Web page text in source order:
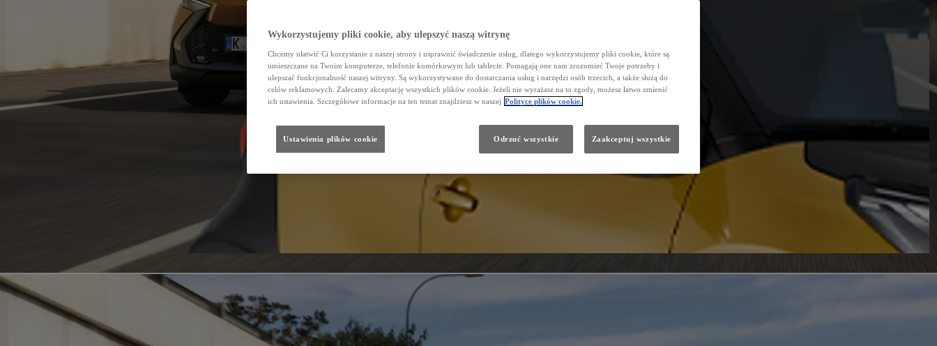
Wykorzystujemy pliki cookie, aby ulepszyć naszą witrynę
Chcemy ułatwić Ci korzystanie z naszej strony i usprawnić świadczenie usług, dlatego wykorzystujemy pliki cookie, które są
umieszczane na Twoim komputerze, telefonie komórkowym lub tablecie. Pomagają one nam zrozumieć Twoje potrzeby i
ulepszać funkcjonalność naszej witryny. Są wykorzystywane do dostarczania usług i narzędzi osób trzecich, a także służą do
celów reklamowych. Zalecamy akceptację wszystkich plików cookie. Jeżeli nie wyrażasz na to zgody, możesz łatwo zmienić
ich ustawienia. Szczegółowe informacje na ten temat znajdziesz w naszej Polityce plików cookie.
Ustawienia plików cookie Odrzuć wszystkie Zaakceptuj wszystkie